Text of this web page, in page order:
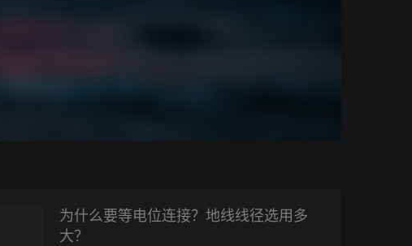
为什么要等电位连接？地线线径选用多
大？